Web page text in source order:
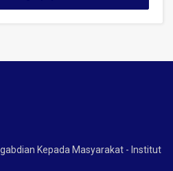
Kepada Masyarakat - Institut